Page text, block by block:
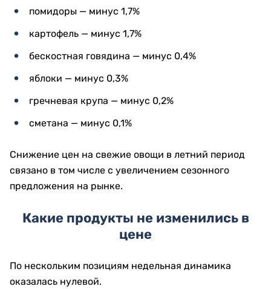
помидоры — минус 1,7%
картофель — минус 1,7%
бескостная говядина — минус 0,4%
яблоки — минус 0,3%
гречневая крупа — минус 0,2%
сметана — минус 0,1%
Снижение цен на свежие овощи в летний период
связано в том числе с увеличением сезонного
предложения на рынке.
Какие продукты не изменились в
цене
По нескольким позициям недельная динамика
оказалась нулевой.